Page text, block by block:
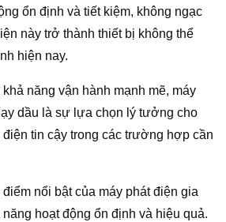
ổn định và tiết kiệm, không ngạc
này trở thành thiết bị không thể
hiện nay.
năng vận hành mạnh mẽ, máy
dầu là sự lựa chọn lý tưởng cho
tin cậy trong các trường hợp cần
nổi bật của máy phát điện gia
hoạt động ổn định và hiệu quả.